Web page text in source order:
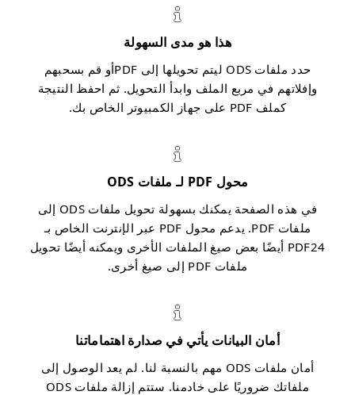
هذا هو مدى السهولة
حدد ملفات ODS ليتم تحويلها إلى PDFأو قم بسحبهم
وإفلاتهم في مربع الملف وابدأ التحويل. ثم احفظ النتيجة
كملف PDF على جهاز الكمبيوتر الخاص بك.
محول PDF لـ ملفات ODS
في هذه الصفحة يمكنك بسهولة تحويل ملفات ODS إلى
ملفات PDF. يدعم محول PDF عبر الإنترنت الخاص بـ
PDF24 أيضًا بعض صيغ الملفات الأخرى ويمكنه أيضًا تحويل
ملفات PDF إلى صيغ أخرى.
أمان البيانات يأتي في صدارة اهتماماتنا
أمان ملفات ODS مهم بالنسبة لنا. لم يعد الوصول إلى
ملفاتك ضروريًا على خادمنا. ستتم إزالة ملفات ODS